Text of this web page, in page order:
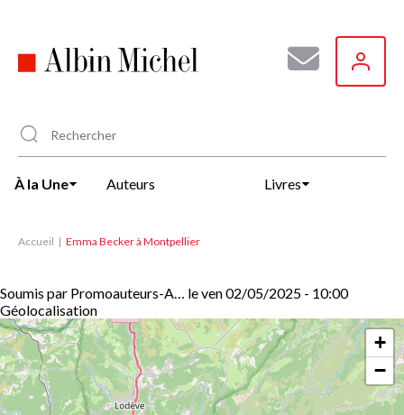
principal
À la Une Auteurs Livres
Accueil Emma Becker à Montpellier
Soumis par Promoauteurs-A… leven 02/05/2025 - 10:00
Géolocalisation
+
−